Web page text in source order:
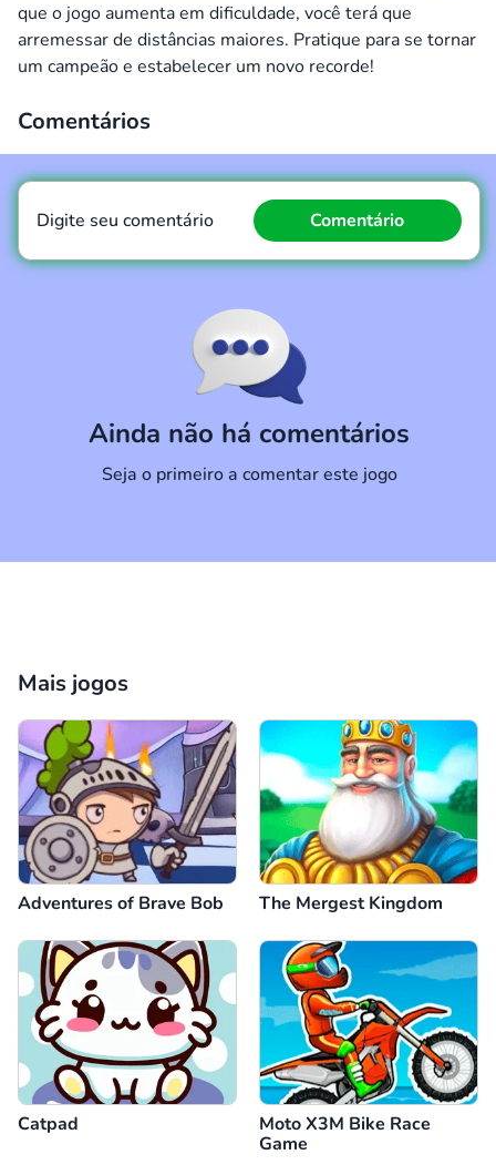
que o jogo aumenta em dificuldade, você terá que
arremessar de distâncias maiores. Pratique para se tornar
um campeão e estabelecer um novo recorde!
Comentários
Ainda não há comentários
Seja o primeiro a comentar este jogo
Digite seu comentário Comentário
Mais jogos
Adventures of Brave Bob The Mergest Kingdom
Catpad
Moto X3M Bike Race
Game